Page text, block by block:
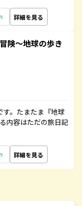
詳細を見る
険～地球の歩き
。たまたま『地球
内容はただの旅日記
詳細を見る